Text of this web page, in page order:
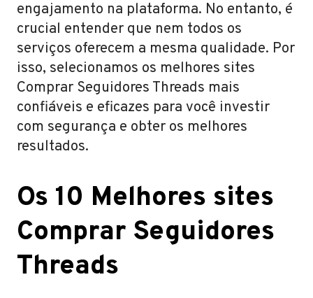
engajamento na plataforma. No entanto, é
crucial entender que nem todos os
serviços oferecem a mesma qualidade. Por
isso, selecionamos os melhores sites
Comprar Seguidores Threads mais
confiáveis e eficazes para você investir
com segurança e obter os melhores
resultados.
Os 10 Melhores sites
Comprar Seguidores
Threads